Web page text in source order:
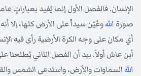
الإنسان. فالفصل الأول إنما يُفيد بعباراتٍ
صورة اللهوعُيّن سيداً على الأرض كلها، إلا
أي مكان على وجه الكرة الأرضية رأى فيه
أين عاش أولاً. بيد أن الفصل الثاني يُطلعنا
الله السماوات والأرض، واستدعى الشمس